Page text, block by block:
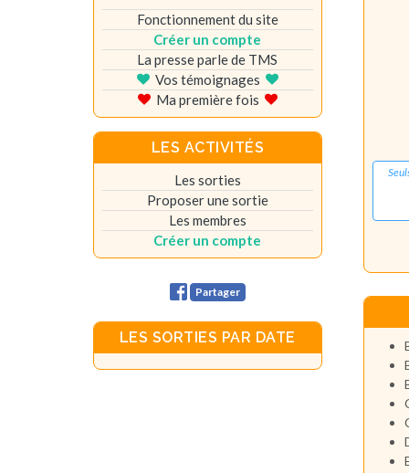
Fonctionnement du site
Créer un compte
La presse parle de TMS
Vos témoignages
Ma première fois
LES ACTIVITÉS
Les sorties
Proposer une sortie
Les membres
Créer un compte
Partager
LES SORTIES PAR DATE